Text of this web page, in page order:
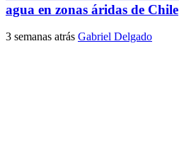
agua en zonas áridas de Chile
3 semanas atrás Gabriel Delgado